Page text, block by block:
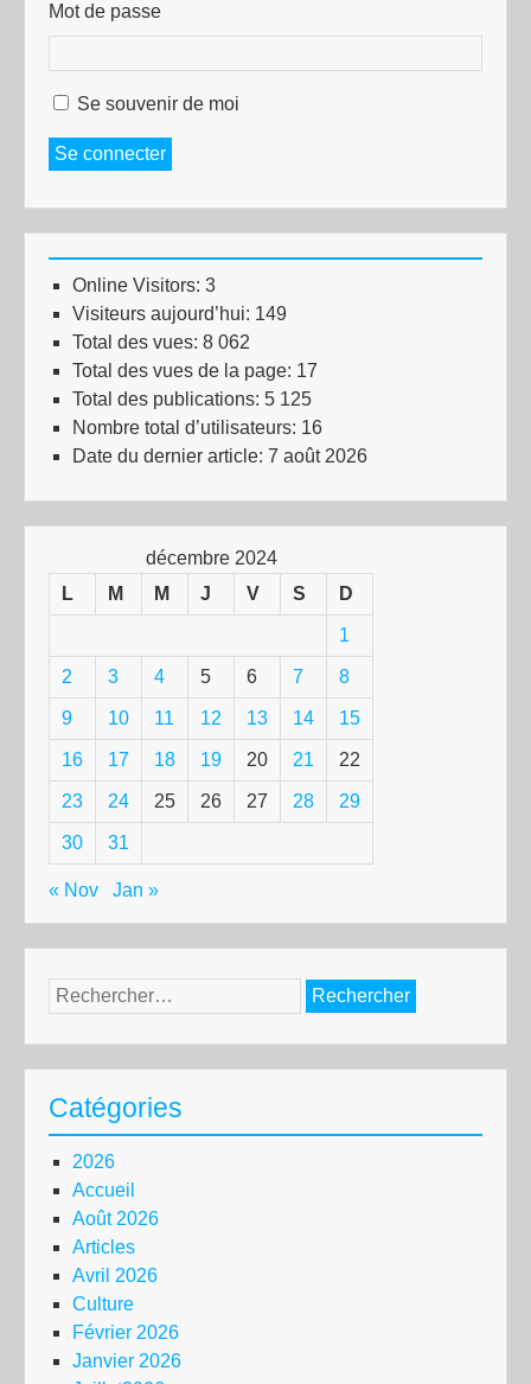
Mot de passe
Se souvenir de moi
Se connecter
Online Visitors: 3
Visiteurs aujourd’hui: 149
Total des vues: 8 062
Total des vues de la page: 17
Total des publications: 5 125
Nombre total d’utilisateurs: 16
Date du dernier article: 7 août 2026
décembre 2024
L
M M J V S D
1
2 3 4 5 6 7 8
9 10 11 12 13 14 15
16 17 18 19 20 21 22
23 24 25 26 27 28 29
30 31
« Nov Jan »
Rechercher :
Catégories
2026
Accueil
Août 2026
Articles
Avril 2026
Culture
Février 2026
Janvier 2026